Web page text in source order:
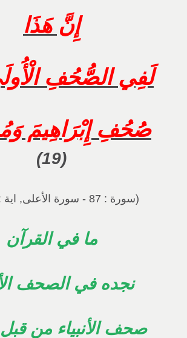
إِنَّ هَذَا
لَفِي الصُّحُفِ
صُحُفِ إِبْرَاهِيمَ
(سورة : 87 - سورة الأعلى, اية : 6 - 19)
ما في القرآن
نجده في الصحف
صحف الأنبياء من